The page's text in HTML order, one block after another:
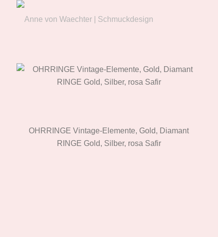
OHRRINGE Vintage-Elemente, Gold, Diamant
RINGE Gold, Silber, rosa Safir